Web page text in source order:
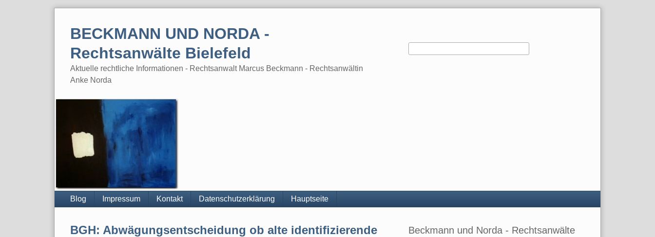
BECKMANN UND NORDA -
Rechtsanwälte Bielefeld
Aktuelle rechtliche Informationen - Rechtsanwalt Marcus Beckmann - Rechtsanwältin
Anke Norda
Blog Impressum Kontakt Datenschutzerklärung Hauptseite
BGH: Abwägungsentscheidung ob alte identifizierende
Beckmann und Norda - Rechtsanwälte